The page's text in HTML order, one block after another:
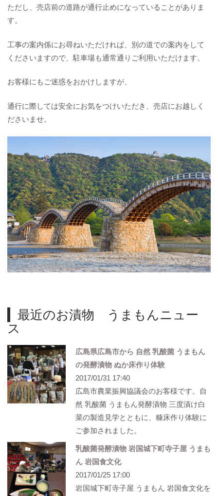
ただし、売店前の道路が通行止めになっていることがありま
す。
工事の案内係にお尋ねいただければ、別の道での案内をして
くださいますので、駐車場も通常通りご利用いただけます。
お客様にもご迷惑をおかけしますが、
通行に際しては安全にお気をつけいただき、売店にお越しく
ださいませ。
最近のお漬物 うまもんニュー
ス
広島県広島市から 自然 乳酸菌 うまもん
の発酵漬物 ぬか床作り体験
2017/01/31 17:40
広島市農業振興協議会のお客様です。自
然 乳酸菌 うまもん発酵漬物 三度漬け白
菜の製造見学とともに、糠床作り体験に
ご参加されました。
乳酸菌発酵漬物 岩国城下町寺子屋 うまも
ん 岩国食文化
2017/01/25 17:00
岩国城下町寺子屋 うまもん 岩国食文化を